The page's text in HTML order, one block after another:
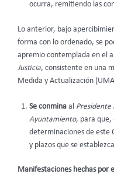
ocurra, remitiendo las
Lo anterior, bajo
forma con lo ordenado, se
apremio contemplada en el
Justicia, consistente en una
Medida y Actualización
Se conmina al Presidente
Ayuntamiento, para que,
determinaciones de este
y plazos que se
Manifestaciones hechas por el